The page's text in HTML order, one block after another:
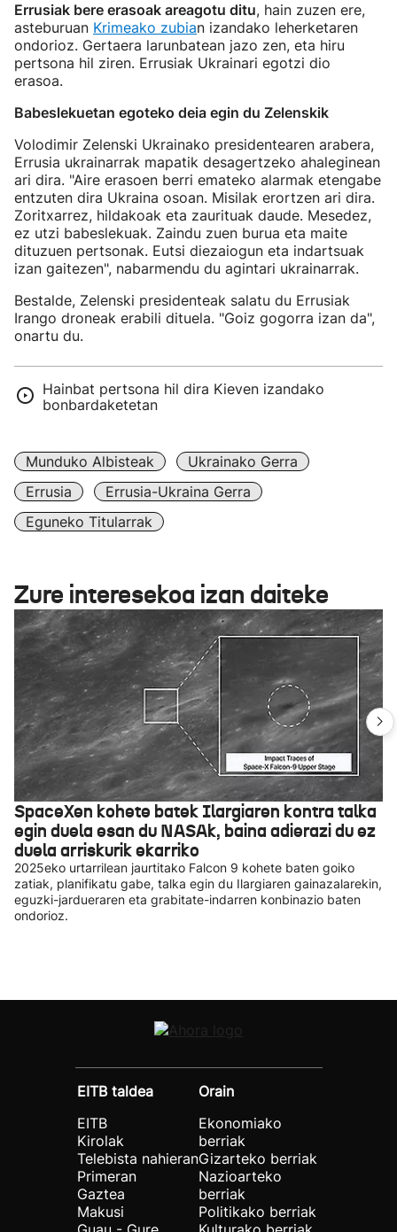
Errusiak bere erasoak areagotu ditu, hain zuzen ere,
asteburuan Krimeako zubian izandako leherketaren
ondorioz. Gertaera larunbatean jazo zen, eta hiru
pertsona hil ziren. Errusiak Ukrainari egotzi dio
erasoa.
Babeslekuetan egoteko deia egin du Zelenskik
Volodimir Zelenski Ukrainako presidentearen arabera,
Errusia ukrainarrak mapatik desagertzeko ahaleginean
ari dira. "Aire erasoen berri emateko alarmak etengabe
entzuten dira Ukraina osoan. Misilak erortzen ari dira.
Zoritxarrez, hildakoak eta zaurituak daude. Mesedez,
ez utzi babeslekuak. Zaindu zuen burua eta maite
dituzuen pertsonak. Eutsi diezaiogun eta indartsuak
izan gaitezen", nabarmendu du agintari ukrainarrak.
Bestalde, Zelenski presidenteak salatu du Errusiak
Irango droneak erabili dituela. "Goiz gogorra izan da",
onartu du.
Hainbat pertsona hil dira Kieven izandako
bonbardaketetan
Munduko Albisteak
Ukrainako Gerra
Errusia
Errusia-Ukraina Gerra
Eguneko Titularrak
Zure interesekoa izan daiteke
SpaceXen kohete batek Ilargiaren kontra talka
egin duela esan du NASAk, baina adierazi du ez
duela arriskurik ekarriko
2025eko urtarrilean jaurtitako Falcon 9 kohete baten goiko
zatiak, planifikatu gabe, talka egin du Ilargiaren gainazalarekin,
eguzki-jardueraren eta grabitate-indarren konbinazio baten
ondorioz.
EITB taldea
EITB
Kirolak
Telebista nahieran
Primeran
Gaztea
Makusi
Orain
Ekonomiako
berriak
Gizarteko berriak
Nazioarteko
berriak
Politikako berriak